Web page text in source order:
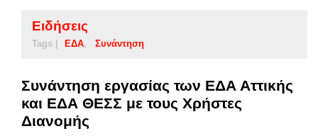
Ειδήσεις
Tags | ΕΔΑ Συνάντηση
Συνάντηση εργασίας των ΕΔΑ Αττικής
και ΕΔΑ ΘΕΣΣ με τους Χρήστες
Διανομής